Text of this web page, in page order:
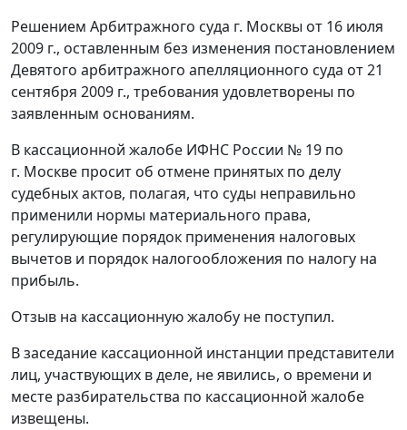
Решением Арбитражного суда г. Москвы от 16 июля
2009 г., оставленным без изменения постановлением
Девятого арбитражного апелляционного суда от 21
сентября 2009 г., требования удовлетворены по
заявленным основаниям.
В кассационной жалобе ИФНС России № 19 по
г. Москве просит об отмене принятых по делу
судебных актов, полагая, что суды неправильно
применили нормы материального права,
регулирующие порядок применения налоговых
вычетов и порядок налогообложения по налогу на
прибыль.
Отзыв на кассационную жалобу не поступил.
В заседание кассационной инстанции представители
лиц, участвующих в деле, не явились, о времени и
месте разбирательства по кассационной жалобе
извещены.